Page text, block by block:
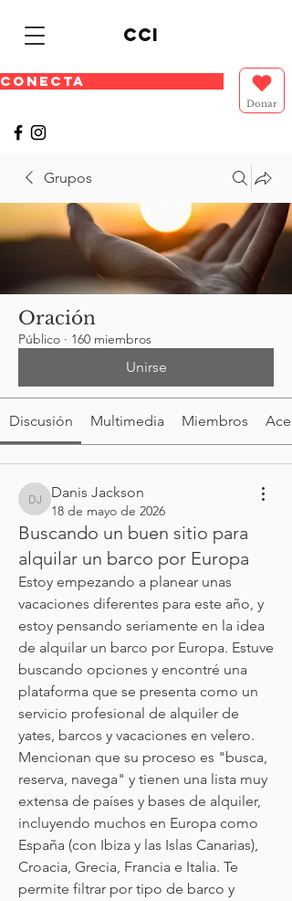
cci
CONECTA
Donar
Grupos
Oración
Público · 160 miembros
Unirse
Discusión Multimedia Miembros
Danis Jackson
Danis Jackson
18 de mayo de 2026
Buscando un buen sitio para
alquilar un barco por Europa
Estoy empezando a planear unas
vacaciones diferentes para este año, y
estoy pensando seriamente en la idea
de alquilar un barco por Europa. Estuve
buscando opciones y encontré una
plataforma que se presenta como un
servicio profesional de alquiler de
yates, barcos y vacaciones en velero.
Mencionan que su proceso es "busca,
reserva, navega" y tienen una lista muy
extensa de países y bases de alquiler,
incluyendo muchos en Europa como
España (con Ibiza y las Islas Canarias),
Croacia, Grecia, Francia e Italia. Te
permite filtrar por tipo de barco y